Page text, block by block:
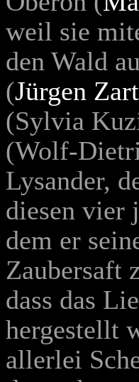
weil sie
den Wald
(Jürgen
(Sylvia
(Wolf-
Lysander,
diesen vier
dem er
Zaubersaft
dass das
hergestellt
allerlei